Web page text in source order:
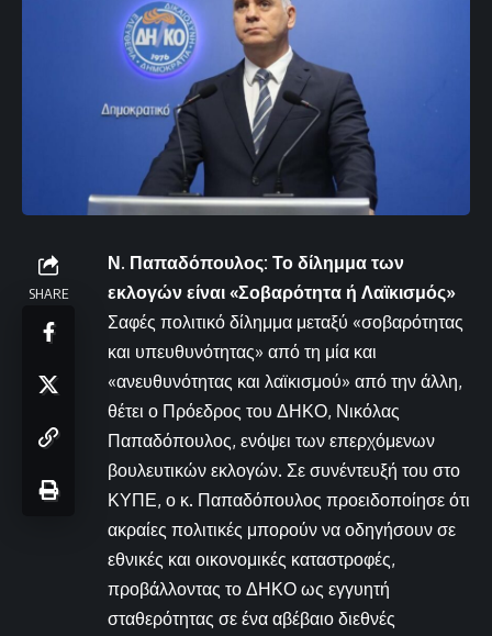
SHARE
Ν. Παπαδόπουλος: Το δίλημμα των
εκλογών είναι «Σοβαρότητα ή Λαϊκισμός»
Σαφές πολιτικό δίλημμα μεταξύ «σοβαρότητας
και υπευθυνότητας» από τη μία και
«ανευθυνότητας και λαϊκισμού» από την άλλη,
θέτει ο Πρόεδρος του ΔΗΚΟ, Νικόλας
Παπαδόπουλος, ενόψει των επερχόμενων
βουλευτικών εκλογών. Σε συνέντευξή του στο
ΚΥΠΕ, ο κ. Παπαδόπουλος προειδοποίησε ότι
ακραίες πολιτικές μπορούν να οδηγήσουν σε
εθνικές και οικονομικές καταστροφές,
προβάλλοντας το ΔΗΚΟ ως εγγυητή
σταθερότητας σε ένα αβέβαιο διεθνές